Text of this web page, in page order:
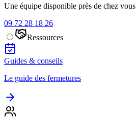
Une équipe disponible près de chez vous
09 72 28 18 26
Ressources
Guides & conseils
Le guide des fermetures